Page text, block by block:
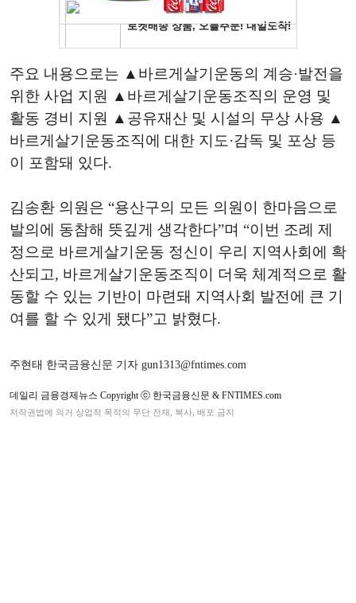
주요 내용으로는 ▲바르게살기운동의 계승·발전을
위한 사업 지원 ▲바르게살기운동조직의 운영 및
활동 경비 지원 ▲공유재산 및 시설의 무상 사용 ▲
바르게살기운동조직에 대한 지도·감독 및 포상 등
이 포함돼 있다.
김송환 의원은 “용산구의 모든 의원이 한마음으로
발의에 동참해 뜻깊게 생각한다”며 “이번 조례 제
정으로 바르게살기운동 정신이 우리 지역사회에 확
산되고, 바르게살기운동조직이 더욱 체계적으로 활
동할 수 있는 기반이 마련돼 지역사회 발전에 큰 기
여를 할 수 있게 됐다”고 밝혔다.
주현태 한국금융신문 기자 gun1313@fntimes.com
데일리 금융경제뉴스 Copyright ⓒ 한국금융신문 & FNTIMES.com
저작권법에 의거 상업적 목적의 무단 전재, 복사, 배포 금지